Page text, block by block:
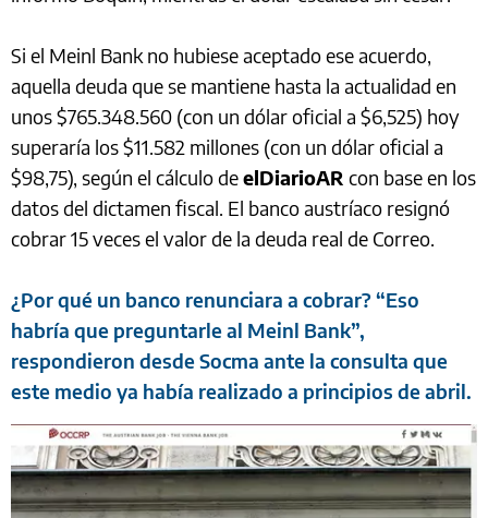
Si el Meinl Bank no hubiese aceptado ese acuerdo,
aquella deuda que se mantiene hasta la actualidad en
unos $765.348.560 (con un dólar oficial a $6,525) hoy
superaría los $11.582 millones (con un dólar oficial a
$98,75), según el cálculo deelDiarioAR con base en los
datos del dictamen fiscal. El banco austríaco resignó
cobrar 15 veces el valor de la deuda real de Correo.
¿Por qué un banco renunciara a cobrar? “Eso
habría que preguntarle al Meinl Bank”,
respondieron desde Socma ante la consulta que
este medio ya había realizado a principios de abril.